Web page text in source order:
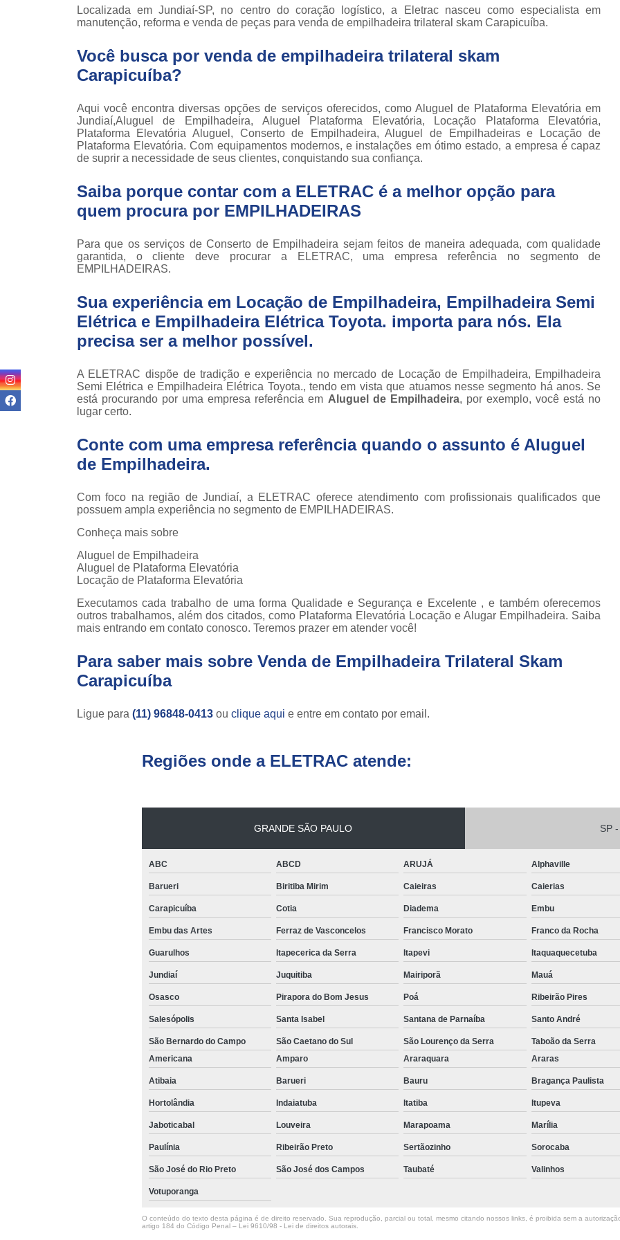
Locação de
empilhadeiras
empilhadeiras
Paleteiras
manuais
Peças para
empilhadeira
Peças para
empilhadeira still
empilhadeiras
Plataformas
tesoura
Venda de
Venda de
empilhadeiras
skam
para
empilhadeiras
Locação de Plataforma Tesoura
Plataforma Tesoura Aluguel
Assistência Técnica de Empilhadeira
Assistência
Assistência
Assistência
Assistência
Assistência
Assistência
Assistência Técnica para
Conserto de Empilhadeira Hyster
Conserto de Empilhadeira
Conserto para Empilhadeira
Conserto para
Conserto de
Conserto de
Conserto de
Conserto de
Empilhadeira
Empilhadeira
Empilhadeira
Empilhadeira
Empilhadeira
Empilhadeira
Empilhadeira de
Empilhadeira de Lítio Elétrica
Empilhadeira Elétrica de
Empilhadeira à Lítio São Paulo
Empilhadeira Elétrica Articulada
Empilhadeira Elétrica
Empilhadeira Elétrica para Alugar
Empilhadeira Elétrica para
Empilhadeira Elétrica Toyota
Empilhadeira
Localizada em Jundiaí-SP, no centro do coração logístico, a Eletrac nasceu como especialista em
manutenção, reforma e venda de peças para venda de empilhadeira trilateral skam Carapicuíba.
Você busca por venda de empilhadeira trilateral skam
Carapicuíba?
Aqui você encontra diversas opções de serviços oferecidos, como Aluguel de Plataforma Elevatória em
Jundiaí,Aluguel de Empilhadeira, Aluguel Plataforma Elevatória, Locação Plataforma Elevatória,
Plataforma Elevatória Aluguel, Conserto de Empilhadeira, Aluguel de Empilhadeiras e Locação de
Plataforma Elevatória. Com equipamentos modernos, e instalações em ótimo estado, a empresa é capaz
de suprir a necessidade de seus clientes, conquistando sua confiança.
Saiba porque contar com a ELETRAC é a melhor opção para
quem procura por EMPILHADEIRAS
Para que os serviços de Conserto de Empilhadeira sejam feitos de maneira adequada, com qualidade
garantida, o cliente deve procurar a ELETRAC, uma empresa referência no segmento de
EMPILHADEIRAS.
Sua experiência em Locação de Empilhadeira, Empilhadeira Semi
Elétrica e Empilhadeira Elétrica Toyota. importa para nós. Ela
precisa ser a melhor possível.
A ELETRAC dispõe de tradição e experiência no mercado de Locação de Empilhadeira, Empilhadeira
Semi Elétrica e Empilhadeira Elétrica Toyota., tendo em vista que atuamos nesse segmento há anos. Se
está procurando por uma empresa referência em Aluguel de Empilhadeira, por exemplo, você está no
lugar certo.
Conte com uma empresa referência quando o assunto é Aluguel
de Empilhadeira.
Com foco na região de Jundiaí, a ELETRAC oferece atendimento com profissionais qualificados que
possuem ampla experiência no segmento de EMPILHADEIRAS.
Conheça mais sobre
Aluguel de Empilhadeira
Aluguel de Plataforma Elevatória
Locação de Plataforma Elevatória
Executamos cada trabalho de uma forma Qualidade e Segurança e Excelente , e também oferecemos
outros trabalhamos, além dos citados, como Plataforma Elevatória Locação e Alugar Empilhadeira. Saiba
mais entrando em contato conosco. Teremos prazer em atender você!
Para saber mais sobre Venda de Empilhadeira Trilateral Skam
Carapicuíba
Ligue para (11) 96848-0413 ou clique aqui e entre em contato por email.
Regiões onde a ELETRAC atende:
GRANDE SÃO PAULO SP
ABC ABCD ARUJÁ Alphaville
Barueri Biritiba Mirim Caieiras Caierias
Carapicuíba Cotia Diadema Embu
Embu das Artes Ferraz de Vasconcelos Francisco Morato Franco da Rocha
Guarulhos Itapecerica da Serra Itapevi Itaquaquecetuba
Jundiaí Juquitiba Mairiporã Mauá
Osasco Pirapora do Bom Jesus Poá Ribeirão Pires
Salesópolis Santa Isabel Santana de Parnaíba Santo André
São Bernardo do Campo São Caetano do Sul São Lourenço da Serra Taboão da Serra
Americana
Amparo Araraquara Araras
Atibaia Barueri Bauru Bragança Paulista
Hortolândia Indaiatuba Itatiba Itupeva
Jaboticabal Louveira Marapoama Marília
Paulínia Ribeirão Preto Sertãozinho Sorocaba
São José do Rio Preto São José dos Campos Taubaté Valinhos
Votuporanga
O conteúdo do texto desta página é de direito reservado. Sua reprodução, parcial ou total, mesmo citando nossos links, é proibida sem a
artigo 184 do Código Penal – Lei 9610/98 - Lei de direitos autorais.